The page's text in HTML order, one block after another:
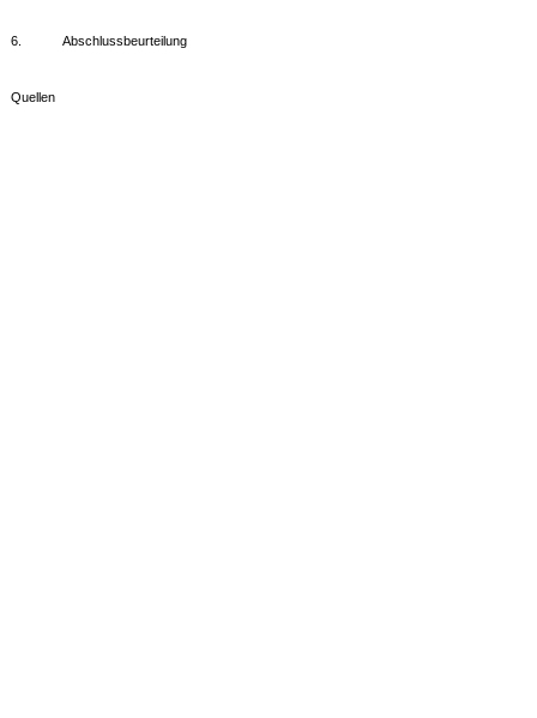
6. Abschlussbeurteilung
Quellen